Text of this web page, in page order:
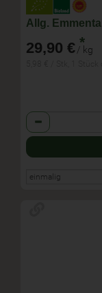
Allg.
29,90 € *
/ kg
Anzahl